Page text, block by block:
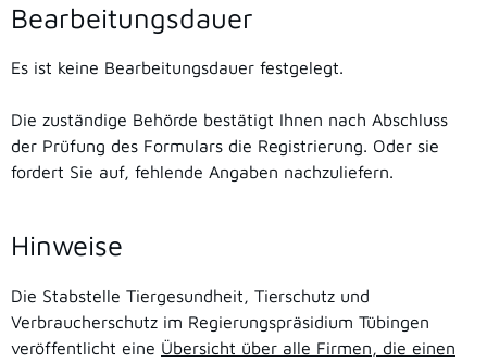
Bearbeitungsdauer
Es ist keine Bearbeitungsdauer festgelegt.
Die zuständige Behörde bestätigt Ihnen nach Abschluss
der Prüfung des Formulars die Registrierung. Oder sie
fordert Sie auf, fehlende Angaben nachzuliefern.
Hinweise
Die Stabstelle Tiergesundheit, Tierschutz und
Verbraucherschutz im Regierungspräsidium Tübingen
veröffentlicht eine Übersicht über alle Firmen, die einen